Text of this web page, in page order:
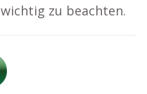
zu beachten.